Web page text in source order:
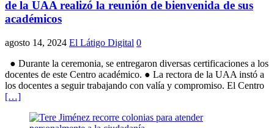
de la UAA realizó la reunión de bienvenida de sus
académicos
agosto 14, 2024 El Látigo Digital 0
● Durante la ceremonia, se entregaron diversas certificaciones a los
docentes de este Centro académico. ● La rectora de la UAA instó a
los docentes a seguir trabajando con valía y compromiso. El Centro
[…]